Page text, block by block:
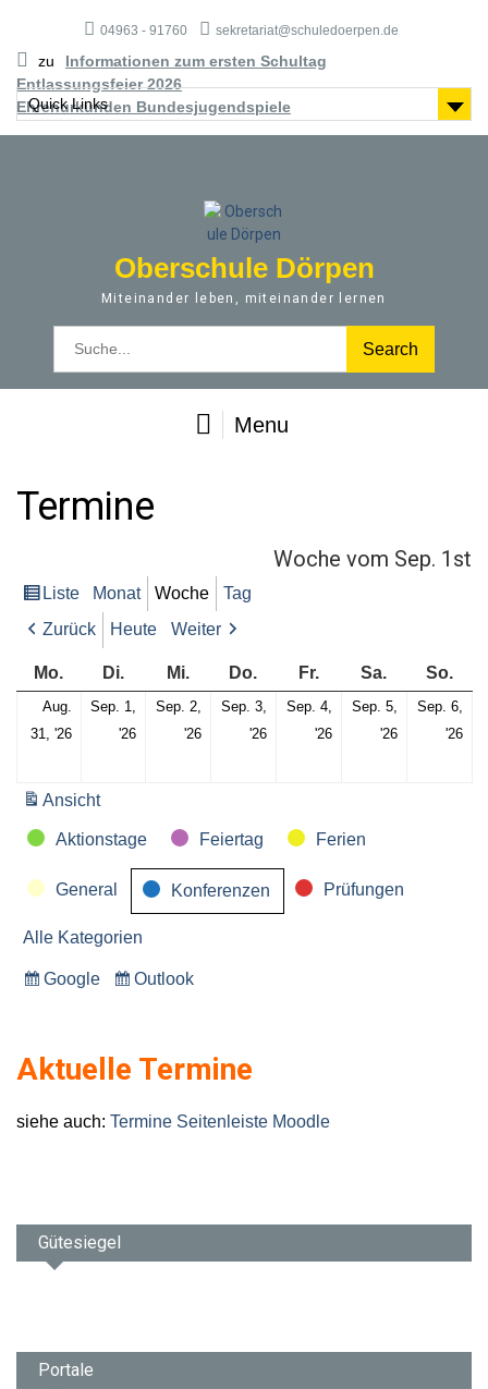
04963 - 91760 sekretariat@schuledoerpen.de
zu
Informationen zum ersten Schultag
Entlassungsfeier 2026
Ehrenurkunden Bundesjugendspiele
Quick Links
Oberschule Dörpen
Miteinander leben, miteinander lernen
o
r
Menu
Termine
Woche vom Sep. 1st
Ansicht
als
Liste Monat Woche
Tag
Zurück
Heute Weiter
Mo. Montag
Di. Dienstag
Mi. Mittwoch
Do. Donnerstag
Fr. FreitagSa. Samstag
So.
Aug.
31, '26Mo.,
Sep. 1,
'26Di.,
Sep. 2,
'26Mi.,
Sep. 3,
'26Do.,
Sep. 4,
'26Fr.,
Sep. 5,
'26Sa.,
Sep. 6,
'26
Ansicht
KategorienAktionstage Feiertag Ferien
General Konferenzen Prüfungen
Alle Kategorien
Eintragen
Google
Eintragen
Outlook
Aktuelle Termine
siehe auch: Termine Seitenleiste Moodle
Gütesiegel
Portale